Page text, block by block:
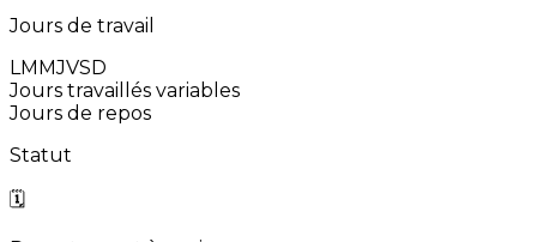
Jours de travail
LMMJVSD
Jours travaillés variables
Jours de repos
Statut
🗓️